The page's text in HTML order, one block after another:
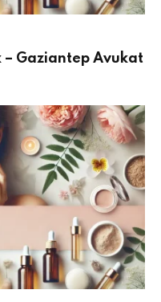
– Gaziantep Avukat